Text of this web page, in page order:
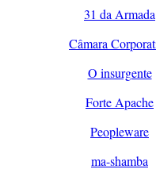
31 da Armada
Câmara
O insurgente
Forte Apache
Peopleware
ma-shamba